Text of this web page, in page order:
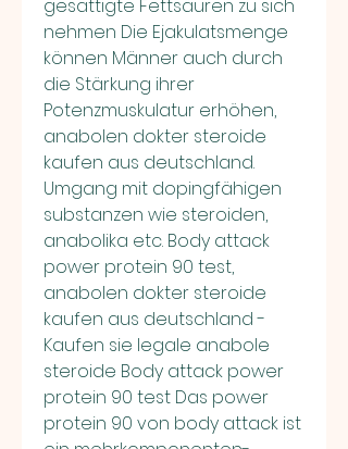
gesättigte Fettsäuren zu sich
nehmen Die Ejakulatsmenge
können Männer auch durch
die Stärkung ihrer
Potenzmuskulatur erhöhen,
anabolen dokter steroide
kaufen aus deutschland.
Umgang mit dopingfähigen
substanzen wie steroiden,
anabolika etc. Body attack
power protein 90 test,
anabolen dokter steroide
kaufen aus deutschland -
Kaufen sie legale anabole
steroide Body attack power
protein 90 test Das power
protein 90 von body attack ist